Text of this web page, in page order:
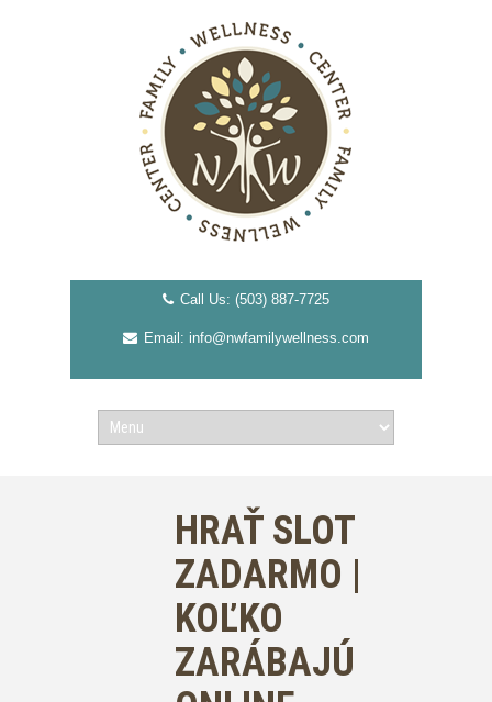
Call Us: (503) 887-7725
Email: info@nwfamilywellness.com
HRAŤ SLOT
ZADARMO |
KOĽKO
ZARÁBAJÚ